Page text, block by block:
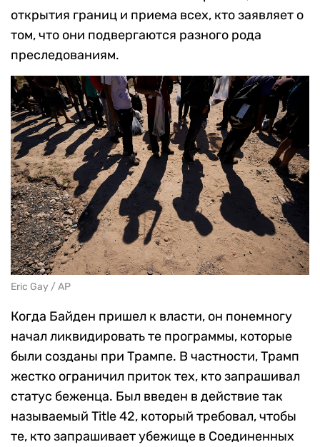
открытия границ и приема всех, кто заявляет о
том, что они подвергаются разного рода
преследованиям.
Eric Gay / AP
Когда Байден пришел к власти, он понемногу
начал ликвидировать те программы, которые
были созданы при Трампе. В частности, Трамп
жестко ограничил приток тех, кто запрашивал
статус беженца. Был введен в действие так
называемый Title 42, который требовал, чтобы
те, кто запрашивает убежище в Соединенных